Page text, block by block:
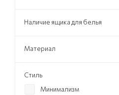
Наличие ящика для белья
Материал
Стиль
Минимализм